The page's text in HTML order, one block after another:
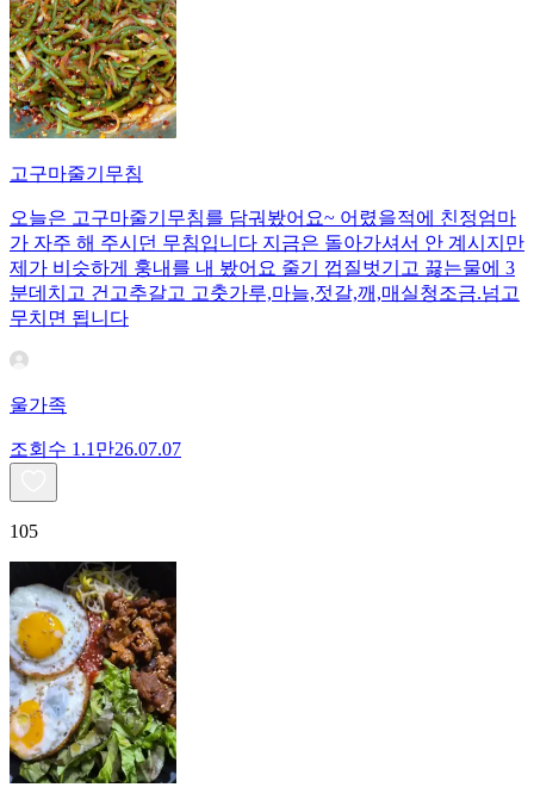
고구마줄기무침
오늘은 고구마줄기무침를 담궈봤어요~ 어렸을적에 친정엄마
가 자주 해 주시던 무침입니다 지금은 돌아가셔서 안 계시지만
제가 비슷하게 훙내를 내 봤어요 줄기 껍질벗기고 끓는물에 3
분데치고 건고추갈고 고춧가루,마늘,젓갈,깨,매실청조금.넘고
무치면 됩니다
울가족
조회수 1.1만26.07.07
105